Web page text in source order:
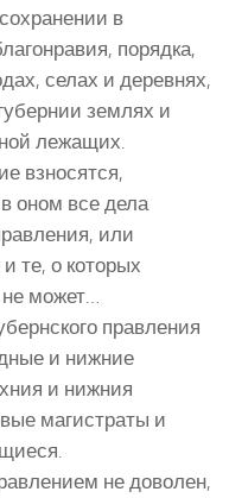
в
порядка,
селах и деревнях,
землях и
лежащих.
взносятся,
оном все дела
или
те, о которых
может…
правления
и нижние
и нижния
магистраты и
не доволен,